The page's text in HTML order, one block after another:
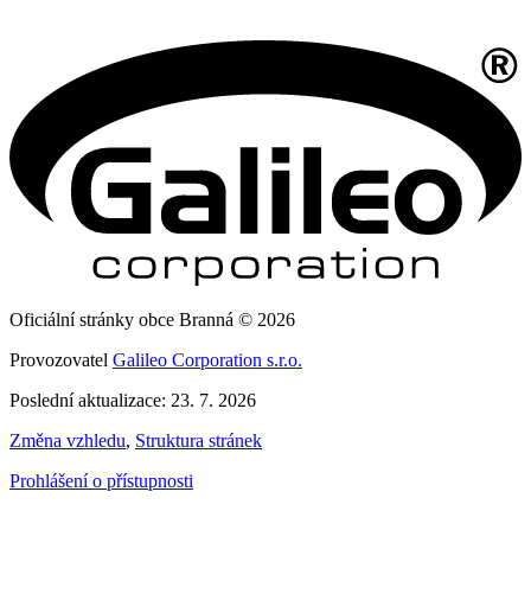
Oficiální stránky obce Branná © 2026
Provozovatel Galileo Corporation s.r.o.
Poslední aktualizace: 23. 7. 2026
Změna vzhledu, Struktura stránek
Prohlášení o přístupnosti